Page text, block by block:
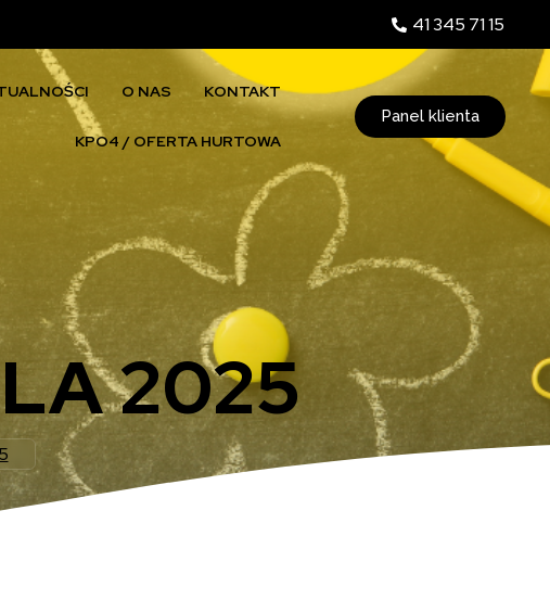
41 345 71 15
O NAS KONTAKT
KPO4 / OFERTA HURTOWA
Panel klienta
2025